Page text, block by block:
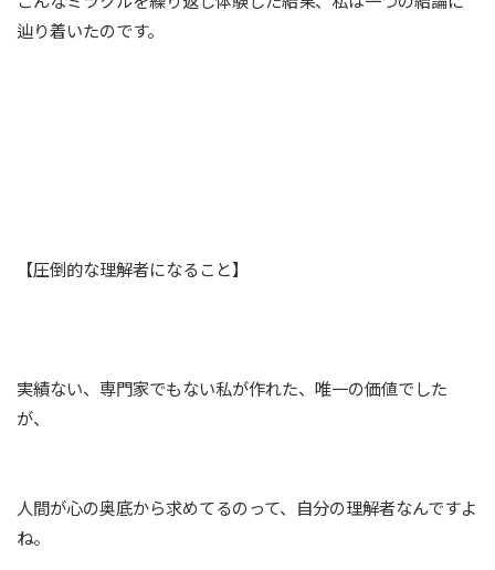
辿り着いたのです。
【圧倒的な理解者になること】
実績ない、専門家でもない私が作れた、唯一の価値でした
が、
人間が心の奥底から求めてるのって、自分の理解者なんですよ
ね。